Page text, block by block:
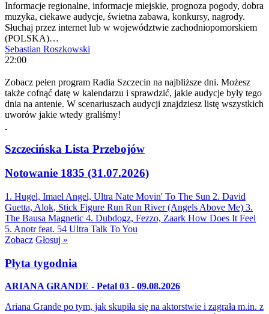
Informacje regionalne, informacje miejskie, prognoza pogody, dobra
muzyka, ciekawe audycje, świetna zabawa, konkursy, nagrody.
Słuchaj przez internet lub w województwie zachodniopomorskiem
(POLSKA)…
Sebastian Roszkowski
22:00
Zobacz pełen program Radia Szczecin na najbliższe dni. Możesz
także cofnąć datę w kalendarzu i sprawdzić, jakie audycje były tego
dnia na antenie. W scenariuszach audycji znajdziesz listę wszystkich
uworów jakie wtedy graliśmy!
Szczecińska Lista Przebojów
Notowanie 1835 (31.07.2026)
1. Hugel, Imael Angel, Ultra Nate Movin' To The Sun 2. David
Guetta, Alok, Stick Figure Run Run River (Angels Above Me) 3.
The Bausa Magnetic 4. Dubdogz, Fezzo, Zaark How Does It Feel
5. Anotr feat. 54 Ultra Talk To You
Zobacz Głosuj »
Płyta tygodnia
ARIANA GRANDE - Petal 03 - 09.08.2026
Ariana Grande po tym, jak skupiła się na aktorstwie i zagrała m.in. z